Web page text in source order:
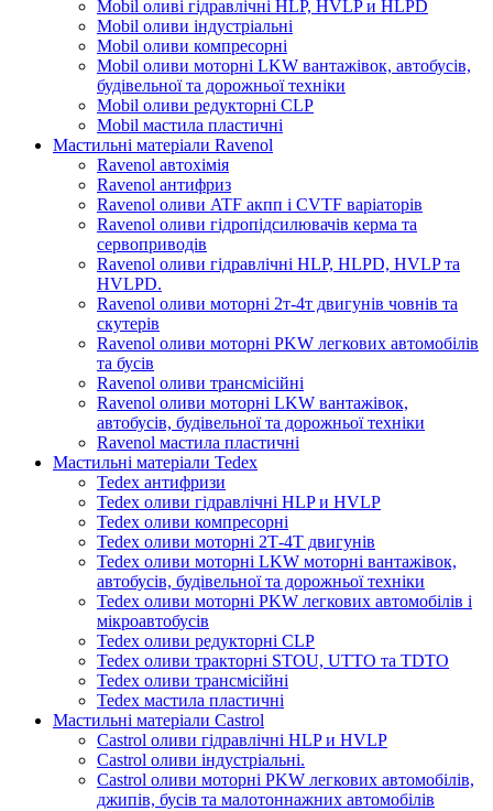
Mobil оливі гідравлічні HLP, HVLP и HLPD
Mobil оливи індустріальні
Mobil оливи компресорні
Mobil оливи моторні LKW вантажівок, автобусів,
будівельної та дорожньої техніки
Mobil оливи редукторні CLP
Mobil мастила пластичні
Мастильні матеріали Ravenol
Ravenol автохімія
Ravenol антифриз
Ravenol оливи ATF акпп і CVTF варіаторів
Ravenol оливи гідропідсилювачів керма та
сервоприводів
Ravenol оливи гідравлічні HLP, HLPD, HVLP та
HVLPD.
Ravenol оливи моторні 2т-4т двигунів човнів та
скутерів
Ravenol оливи моторні PKW легкових автомобілів
та бусів
Ravenol оливи трансмісійні
Ravenol оливи моторні LKW вантажівок,
автобусів, будівельної та дорожньої техніки
Ravenol мастила пластичні
Мастильні матеріали Tedex
Tedex антифризи
Tedex оливи гідравлічні HLP и HVLP
Tedex оливи компресорні
Tedex оливи моторні 2Т-4Т двигунів
Tedex оливи моторні LKW моторні вантажівок,
автобусів, будівельної та дорожньої техніки
Tedex оливи моторні PKW легкових автомобілів і
мікроавтобусів
Tedex оливи редукторні CLP
Tedex оливи тракторні STOU, UTTO та TDTO
Tedex оливи трансмісійні
Tedex мастила пластичні
Мастильні матеріали Castrol
Castrol оливи гідравлічні HLP и HVLP
Castrol оливи індустріальні.
Castrol оливи моторні PKW легкових автомобілів,
джипів, бусів та малотоннажних автомобілів